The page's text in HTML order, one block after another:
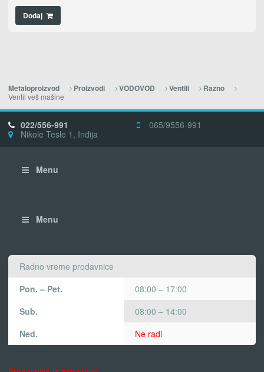
Dodaj
Metaloproizvod Proizvodi VODOVOD Ventili
Razno
Ventil veš mašine
022/556-991
065/9556-991
Nikole Tesle 1, Inđija
Menu
Menu
Radno vreme prodavnice
Pon. – Pet.
08:00 – 17:00
Sub.
08:00 – 14:00
Ned.
Ne radi